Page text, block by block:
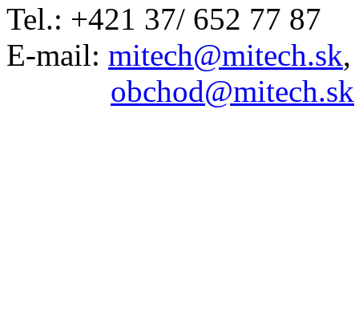
Tel.: +421 37/ 652 77 87
E-mail: mitech@mitech.sk,
obchod@mitech.sk